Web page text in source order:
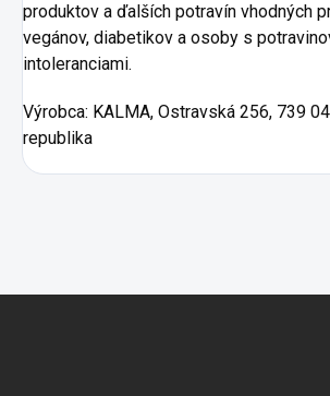
produktov a ďalších potravín vhodných
vegánov, diabetikov a osoby s
intoleranciami.
Výrobca: KALMA, Ostravská 256, 739
republika